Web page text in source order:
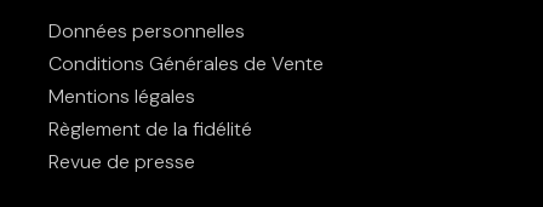
Données personnelles
Conditions Générales de Vente
Mentions légales
Règlement de la fidélité
Revue de presse